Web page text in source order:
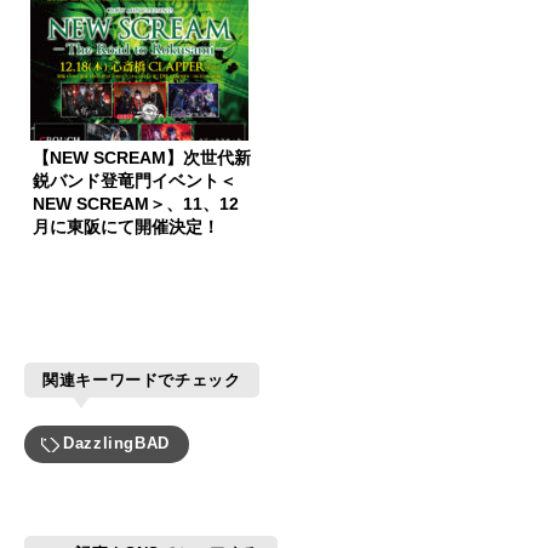
【NEW SCREAM】次世代新
鋭バンド登竜門イベント＜
NEW SCREAM＞、11、12
月に東阪にて開催決定！
関連キーワードでチェック
DazzlingBAD